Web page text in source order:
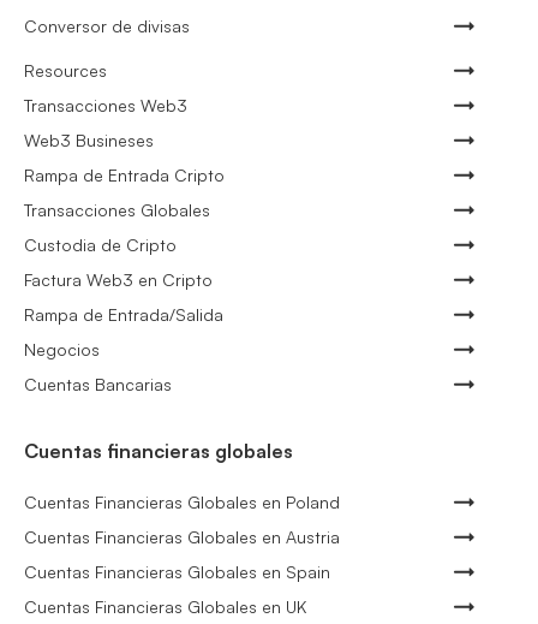
Conversor de divisas
Resources
Transacciones Web3
Web3 Busineses
Rampa de Entrada Cripto
Transacciones Globales
Custodia de Cripto
Factura Web3 en Cripto
Rampa de Entrada/Salida
Negocios
Cuentas Bancarias
Cuentas financieras globales
Cuentas Financieras Globales en Poland
Cuentas Financieras Globales en Austria
Cuentas Financieras Globales en Spain
Cuentas Financieras Globales en UK